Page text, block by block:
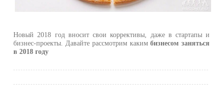
Новый 2018 год вносит свои коррективы, даже в стартапы и
бизнес-проекты. Давайте рассмотрим какимбизнесом заняться
в 2018 году